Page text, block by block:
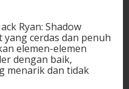
Ryan: Shadow
cerdas dan penuh
elemen-elemen
dengan baik,
menarik dan tidak